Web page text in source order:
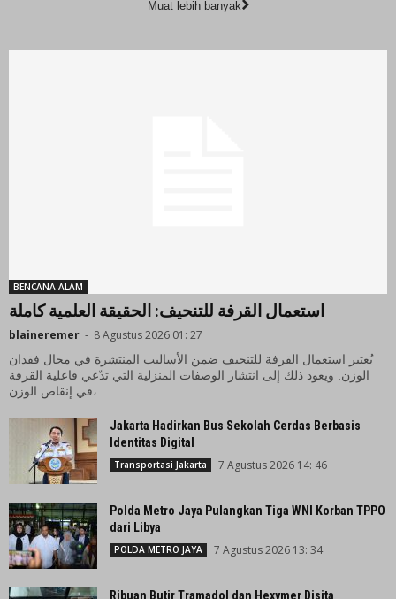
Muat lebih banyak
BENCANA ALAM
استعمال القرفة للتنحيف: الحقيقة العلمية كاملة
blaineremer - 8 Agustus 2026 01: 27
يُعتبر استعمال القرفة للتنحيف ضمن الأساليب المنتشرة في مجال فقدان
الوزن. ويعود ذلك إلى انتشار الوصفات المنزلية التي تدّعي فاعلية القرفة
في إنقاص الوزن،...
Jakarta Hadirkan Bus Sekolah Cerdas Berbasis
Identitas Digital
Transportasi Jakarta 7 Agustus 2026 14: 46
Polda Metro Jaya Pulangkan Tiga WNI Korban TPPO
dari Libya
POLDA METRO JAYA 7 Agustus 2026 13: 34
Ribuan Butir Tramadol dan Hexymer Disita